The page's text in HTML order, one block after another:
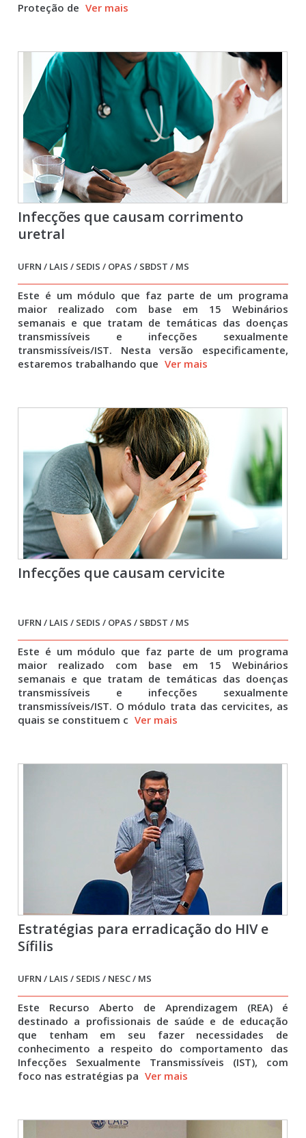
Proteção de Ver mais
Infecções que causam corrimento
uretral
UFRN / LAIS / SEDIS / OPAS / SBDST / MS
Este é um módulo que faz parte de um programa
maior realizado com base em 15 Webinários
semanais e que tratam de temáticas das doenças
transmissíveis e infecções sexualmente
transmissíveis/IST. Nesta versão especificamente,
estaremos trabalhando que Ver mais
Infecções que causam cervicite
UFRN / LAIS / SEDIS / OPAS / SBDST / MS
Este é um módulo que faz parte de um programa
maior realizado com base em 15 Webinários
semanais e que tratam de temáticas das doenças
transmissíveis e infecções sexualmente
transmissíveis/IST. O módulo trata das cervicites, as
quais se constituem c Ver mais
Estratégias para erradicação do HIV e
Sífilis
UFRN / LAIS / SEDIS / NESC / MS
Este Recurso Aberto de Aprendizagem (REA) é
destinado a profissionais de saúde e de educação
que tenham em seu fazer necessidades de
conhecimento a respeito do comportamento das
Infecções Sexualmente Transmissíveis (IST), com
foco nas estratégias pa Ver mais